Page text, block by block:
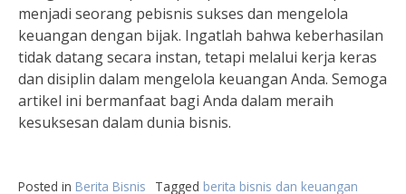
menjadi seorang pebisnis sukses dan mengelola
keuangan dengan bijak. Ingatlah bahwa keberhasilan
tidak datang secara instan, tetapi melalui kerja keras
dan disiplin dalam mengelola keuangan Anda. Semoga
artikel ini bermanfaat bagi Anda dalam meraih
kesuksesan dalam dunia bisnis.
Posted in Berita Bisnis Tagged berita bisnis dan keuangan